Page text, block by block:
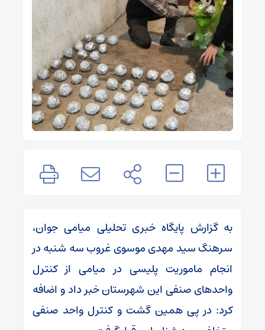
به گزارش پایگاه خبری تحلیلی میامی جوان،
سرهنگ سید مهدی موسوی غروب سه شنبه در
انجام ماموریت پلیسی در میامی از کنترل
واحدهای صنفی این شهرستان خبر داد و اضافه
کرد: در پی همین گشت و کنترل واحد صنفی